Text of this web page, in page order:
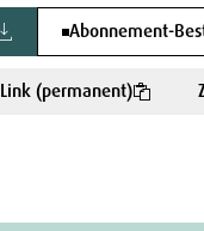
Abonnement-
Link (permanent)